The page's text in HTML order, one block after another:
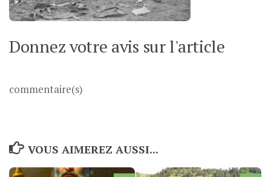
Donnez votre avis sur l'article
commentaire(s)
VOUS AIMEREZ AUSSI...